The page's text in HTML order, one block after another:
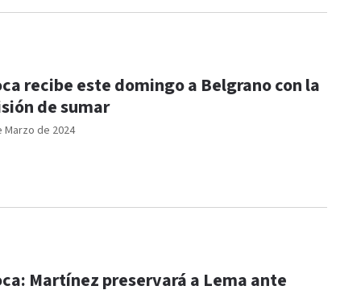
Marzo de 2024
recibe este domingo a Belgrano con la
de sumar
Martínez preservará a Lema ante